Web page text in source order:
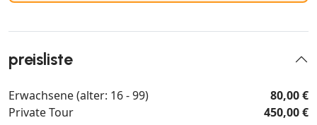
preisliste
Erwachsene (alter: 16 - 99)
80,00 €
Private Tour
450,00 €